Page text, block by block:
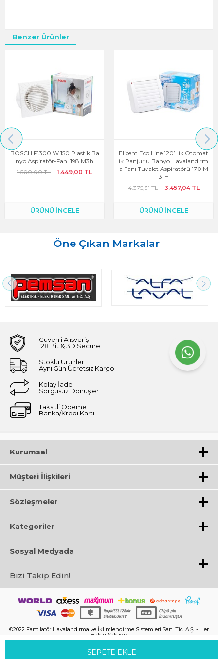
SEPETE EKLE
Benzer Ürünler
BOSCH F1300 W 150 Plastik Ba
Nyo Aspiratör-Fanı 198 M3h
1.500,00 TL
1.449,00 TL
ÜRÜNÜ İNCELE
Elicent Eco Line 120’lik Otomat
Ik Panjurlu Banyo Havalandırm
A Fanı Tuvalet Aspiratörü 170 M
3-H
4.375,31 TL
3.457,04 TL
ÜRÜNÜ İNCELE
Öne Çıkan Markalar
Güvenli Alışveriş
128 Bit & 3D Secure
Stoklu Ürünler
Aynı Gün Ücretsiz Kargo
Kolay İade
Sorgusuz Dönüşler
Taksitli Ödeme
Banka/Kredi Kartı
Kurumsal
Müşteri İlişkileri
Sözleşmeler
Kategoriler
Sosyal Medyada
Bizi Takip Edin!
©2022 Fantilatör Havalandırma ve İklimlendirme Sistemleri San. Tic. A.Ş. - Her
Hakkı Saklıdır.
E-TicaretSistemleriyle Hazırlanmıştır.